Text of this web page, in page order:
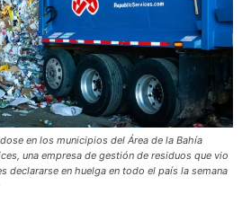
en los municipios del Área de la Bahía
una empresa de gestión de residuos que vio
declararse en huelga en todo el país la semana